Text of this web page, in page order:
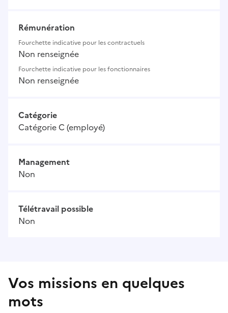
Rémunération
Fourchette indicative pour les contractuels
Non renseignée
Fourchette indicative pour les fonctionnaires
Non renseignée
Catégorie
Catégorie C (employé)
Management
Non
Télétravail possible
Non
Vos missions en quelques
mots